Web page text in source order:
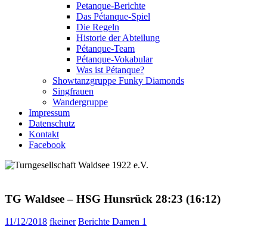
Petanque-Berichte
Das Pétanque-Spiel
Die Regeln
Historie der Abteilung
Pétanque-Team
Pétanque-Vokabular
Was ist Pétanque?
Showtanzgruppe Funky Diamonds
Singfrauen
Wandergruppe
Impressum
Datenschutz
Kontakt
Facebook
TG Waldsee – HSG Hunsrück 28:23 (16:12)
11/12/2018 fkeiner Berichte Damen 1